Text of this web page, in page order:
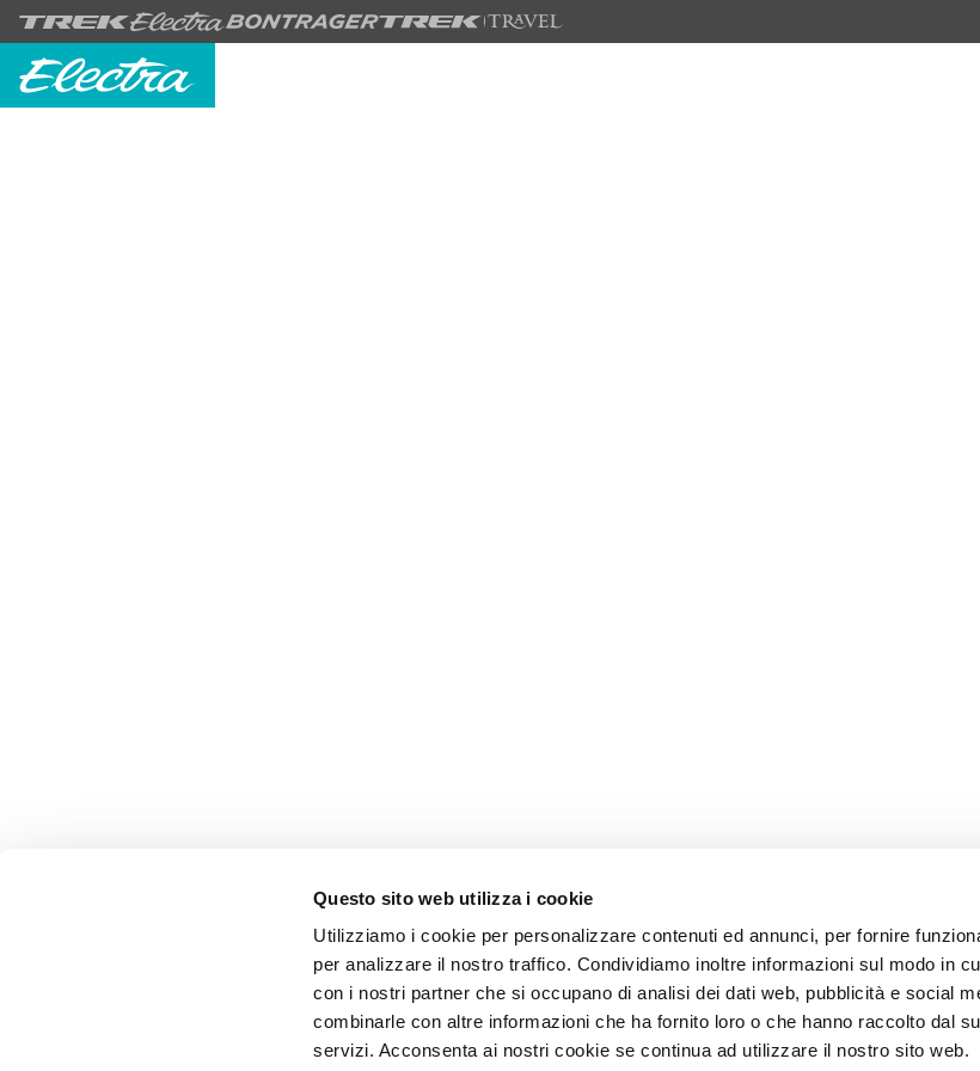
Questo sito web utilizza i cookie
Utilizziamo i cookie per personalizzare contenuti ed annunci, per fornire
per analizzare il nostro traffico. Condividiamo inoltre informazioni sul modo in
con i nostri partner che si occupano di analisi dei dati web, pubblicità e social
combinarle con altre informazioni che ha fornito loro o che hanno raccolto dal
servizi. Acconsenta ai nostri cookie se continua ad utilizzare il nostro sito web.